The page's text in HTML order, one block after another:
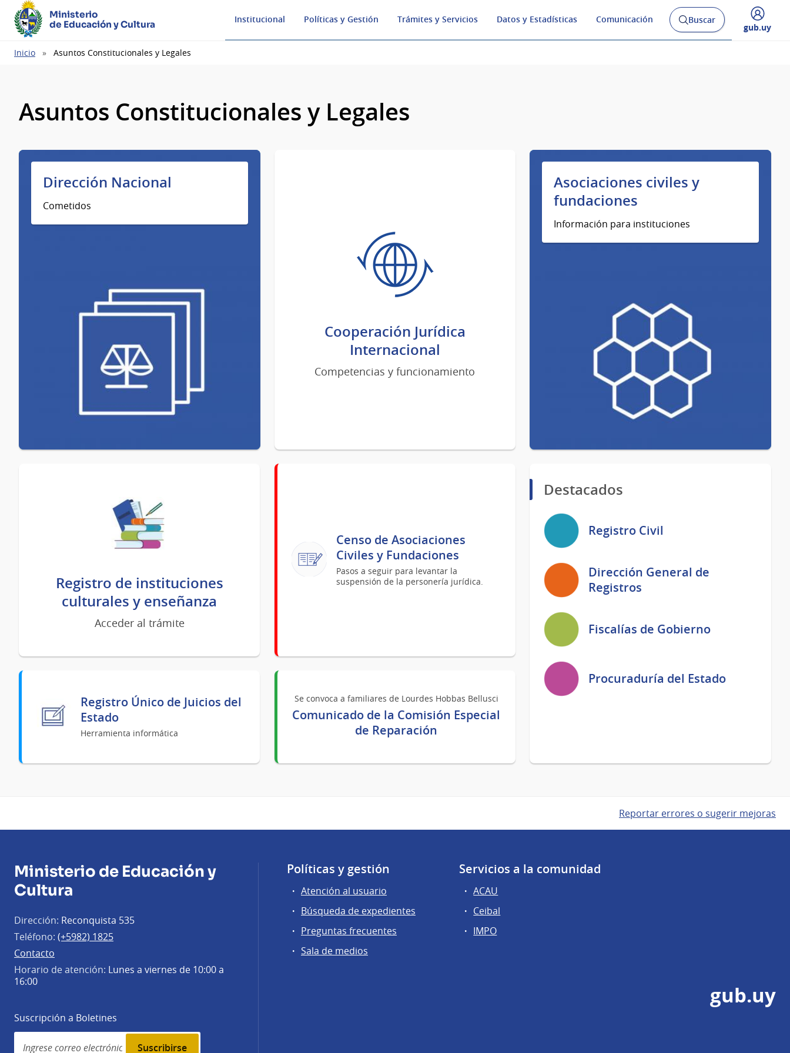
Ministerio
de Educación y Cultura
Institucional Políticas y Gestión Trámites y Servicios Datos y Estadísticas Comunicación
Abrir
buscador
Buscar
Desplegar
gub.uy
Ruta
Inicio Asuntos Constitucionales y Legales
Asuntos Constitucionales y Legales
Dirección Nacional
Cometidos
Cooperación Jurídica
Internacional
Competencias y funcionamiento
Asociaciones civiles y
fundaciones
Información para instituciones
Registro de instituciones
culturales y enseñanza
Acceder al trámite
Registro Único de Juicios del
Estado
Herramienta informática
Censo de Asociaciones
Civiles y Fundaciones
Pasos a seguir para levantar la
suspensión de la personería jurídica.
Comunicado de la Comisión Especial
de Reparación
Se convoca a familiares de Lourdes Hobbas Bellusci
Destacados
Registro Civil
Dirección General de
Registros
Fiscalías de Gobierno
Procuraduría del Estado
Reportar errores o sugerir mejoras
Ministerio de Educación y
Cultura
Dirección: Reconquista 535
Teléfono: (+5982) 1825
Contacto
Horario de atención: Lunes a viernes de 10:00 a
16:00
Suscripción a Boletines
Simplenews
subscription
Políticas y gestión
Atención al usuario
Búsqueda de expedientes
Preguntas frecuentes
Sala de medios
Servicios a la comunidad
ACAU
Ceibal
IMPO
gub.uy